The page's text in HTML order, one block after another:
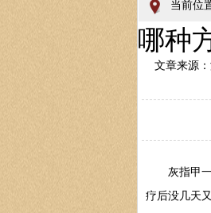
当前位
哪种
文章来源
灰指甲一
疗后没几天